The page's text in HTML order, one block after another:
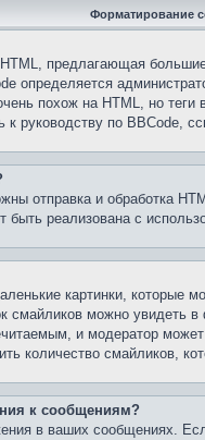
Форматирование
предлагающая
определяется
похож на HTML, но
к руководству по BBCode,
отправка и обработка
реализована с
картинки, которые
смайликов можно увидеть
и модератор
количество смайликов,
к сообщениям?
в ваших сообщениях.